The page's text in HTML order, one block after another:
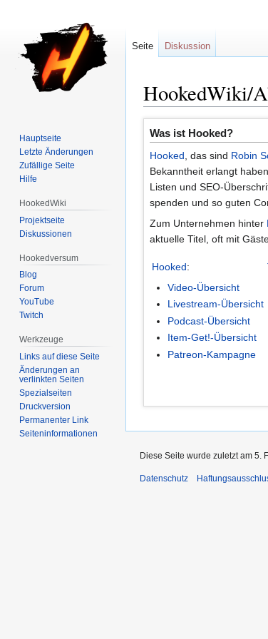
HookedWiki/
Navigation
springen
Suche
springen
Was ist Hooked?
Hooked , das sind Robin
Bekanntheit erlangt
Listen und SEO-
spenden und so guten
Zum Unternehmen hinter
aktuelle Titel, oft mit
Hooked:
Video-Übersicht
Livestream-Übersicht
Podcast-Übersicht
Item-Get!-Übersicht
Patreon-Kampagne
Seite Diskussion
Hauptseite
Letzte Änderungen
Zufällige Seite
Hilfe
HookedWiki
Projektseite
Diskussionen
Hookedversum
Blog
Forum
YouTube
Twitch
Werkzeuge
Links auf diese Seite
Änderungen an
verlinkten Seiten
Spezialseiten
Druckversion
Permanenter Link
Seiten­informationen
Diese Seite wurde zuletzt am 5.
Datenschutz